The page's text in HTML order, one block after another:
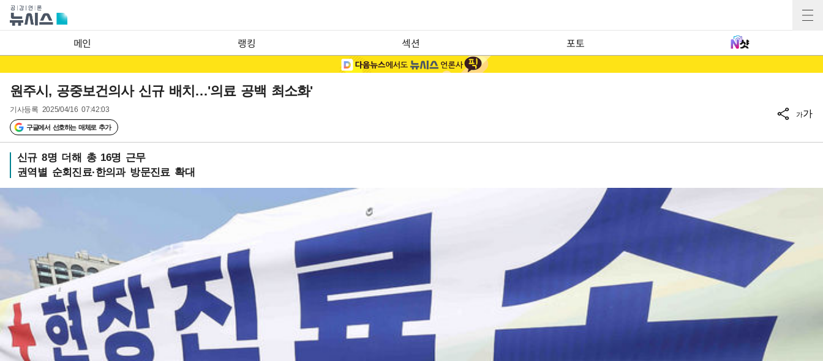
메인 랭킹 섹션 포토
원주시, 공중보건의사 신규 배치…'의료 공백 최소화'
기사등록 2025/04/16 07:42:03
구글에서 선호하는 매체로 추가
가가
신규 8명 더해 총 16명 근무
권역별 순회진료·한의과 방문진료 확대